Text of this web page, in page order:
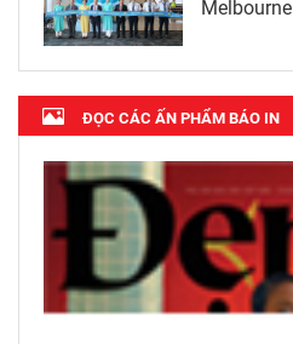
Melbourne
ĐỌC CÁC ẤN PHẨM BÁO IN